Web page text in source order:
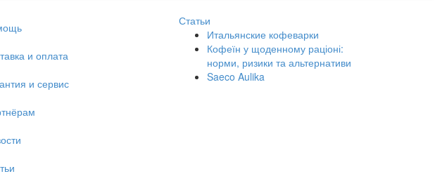
и оплата
и сервис
Статьи
Итальянские кофеварки
Кофеїн у щоденному раціоні:
норми, ризики та альтернативи
Saeco Aulika